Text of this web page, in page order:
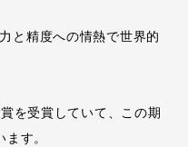
と精度への情熱で世界的
を受賞していて、この期
す。